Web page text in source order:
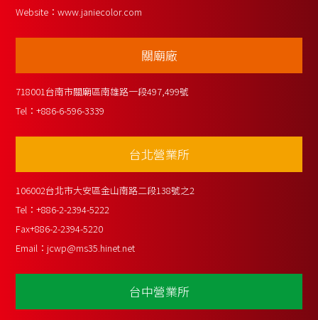
Website：www.janiecolor.com
關廟廠
718001台南市關廟區南雄路一段497,499號
Tel：+886-6-596-3339
台北營業所
106002台北市大安區金山南路二段138號之2
Tel：+886-2-2394-5222
Fax+886-2-2394-5220
Email： jcwp@ms35.hinet.net
台中營業所